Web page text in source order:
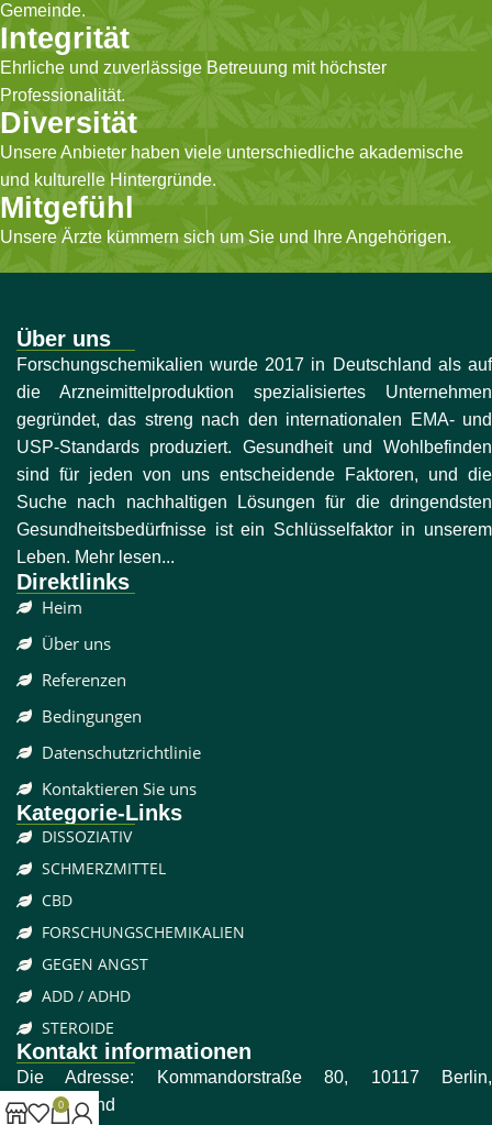
Gemeinde.
Integrität
Ehrliche und zuverlässige Betreuung mit höchster
Professionalität.
Diversität
Unsere Anbieter haben viele unterschiedliche akademische
und kulturelle Hintergründe.
Mitgefühl
Unsere Ärzte kümmern sich um Sie und Ihre Angehörigen.
Über uns
Forschungschemikalien wurde 2017 in Deutschland als auf
die Arzneimittelproduktion spezialisiertes Unternehmen
gegründet, das streng nach den internationalen EMA- und
USP-Standards produziert. Gesundheit und Wohlbefinden
sind für jeden von uns entscheidende Faktoren, und die
Suche nach nachhaltigen Lösungen für die dringendsten
Gesundheitsbedürfnisse ist ein Schlüsselfaktor in unserem
Leben. Mehr lesen...
Direktlinks
Heim
Über uns
Referenzen
Bedingungen
Datenschutzrichtlinie
Kontaktieren Sie uns
Kategorie-Links
DISSOZIATIV
SCHMERZMITTEL
CBD
FORSCHUNGSCHEMIKALIEN
GEGEN ANGST
ADD / ADHD
STEROIDE
Kontakt informationen
Die Adresse: Kommandorstraße 80, 10117 Berlin,
Deutschland
0